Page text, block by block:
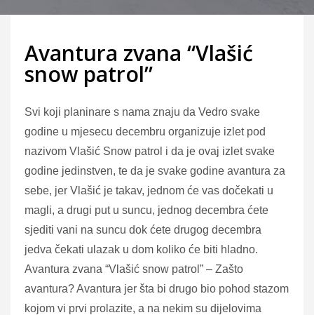
Avantura zvana “Vlašić
snow patrol”
Svi koji planinare s nama znaju da Vedro svake
godine u mjesecu decembru organizuje izlet pod
nazivom Vlašić Snow patrol i da je ovaj izlet svake
godine jedinstven, te da je svake godine avantura za
sebe, jer Vlašić je takav, jednom će vas dočekati u
magli, a drugi put u suncu, jednog decembra ćete
sjediti vani na suncu dok ćete drugog decembra
jedva čekati ulazak u dom koliko će biti hladno.
Avantura zvana “Vlašić snow patrol” – Zašto
avantura? Avantura jer šta bi drugo bio pohod stazom
kojom vi prvi prolazite, a na nekim su dijelovima